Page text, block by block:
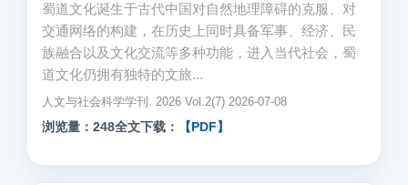
蜀道文化诞生于古代中国对自然地理障碍的克服、对
交通网络的构建，在历史上同时具备军事、经济、民
族融合以及文化交流等多种功能，进入当代社会，蜀
道文化仍拥有独特的文旅...
人文与社会科学学刊. 2026 Vol.2(7) 2026-07-08
浏览量：248全文下载： 【PDF】